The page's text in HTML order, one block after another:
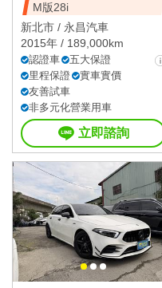
M版28i
新北市 / 永昌汽車
2015年 / 189,000km
認證車
五大保證
里程保證
實車實價
友善試車
非多元化營業用車
立即諮詢